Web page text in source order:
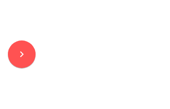
navigate_next